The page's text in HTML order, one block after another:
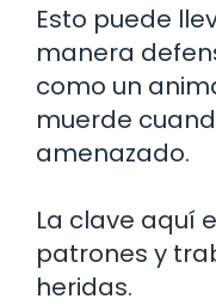
Esto puede
manera
como un
muerde
amenazado.
La clave aquí
patrones y
heridas.